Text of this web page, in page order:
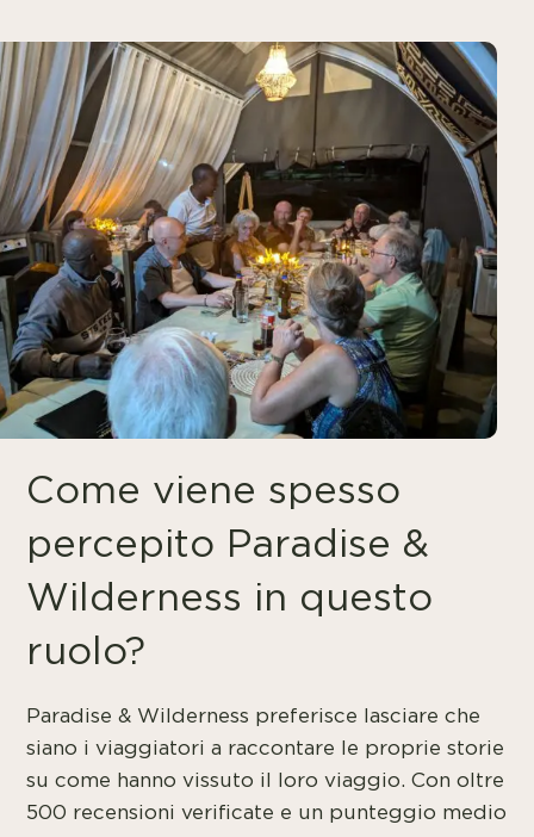
Come viene spesso
percepito Paradise &
Wilderness in questo
ruolo?
Paradise & Wilderness preferisce lasciare che
siano i viaggiatori a raccontare le proprie storie
su come hanno vissuto il loro viaggio. Con oltre
500 recensioni verificate e un punteggio medio